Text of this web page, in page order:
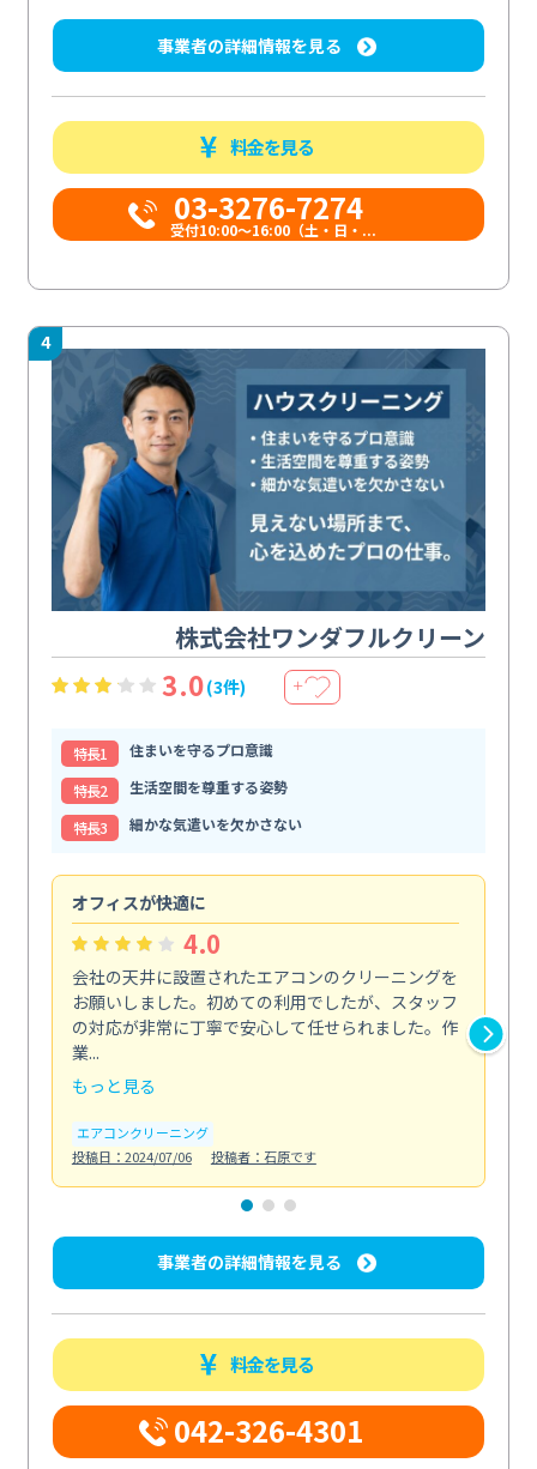
事業者の詳細情報を見る
料金を見る
03-3276-7274
受付10:00〜16:00（土・日・...
4
株式会社ワンダフルクリーン
3.0(3件) ＋
特⻑1
住まいを守るプロ意識
特⻑2
生活空間を尊重する姿勢
特⻑3
細かな気遣いを欠かさない
オフィスが快適に
4.0
会社の天井に設置されたエアコンのクリーニングを
お願いしました。初めての利用でしたが、スタッフ
の対応が非常に丁寧で安心して任せられました。作
業...
もっと見る
エアコンクリーニング
投稿日：2024/07/06
投稿者：石原です
事業者の詳細情報を見る
料金を見る
042-326-4301